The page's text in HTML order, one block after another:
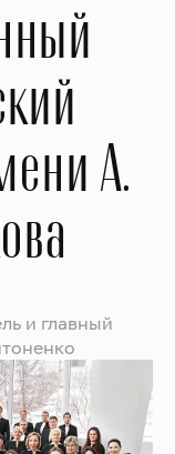
А.
и главный